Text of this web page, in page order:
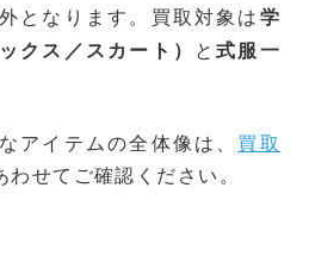
となります。買取対象は学
クス／スカート） と式服一
アイテムの全体像は、 買取
わせてご確認ください。